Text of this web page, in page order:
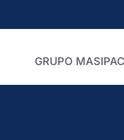
GRUPO